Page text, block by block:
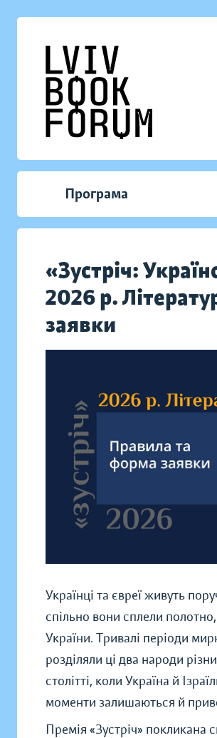
Програма
«Зустріч:
2026 р.
заявки
Українці та євреї живуть
спільно вони сплели
України. Тривалі періоди
розділяли ці два народи
столітті, коли Україна й
моменти залишаються й
Премія «Зустріч» покликана